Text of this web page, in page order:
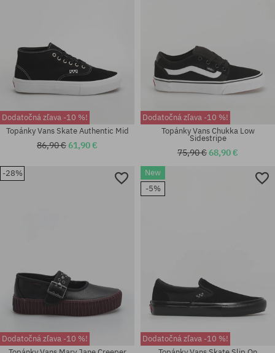
Dostupné veľkosti:
Dostupné veľkosti:
40.5; 41; 42; 42.5; 43; 44; 44.5;
45; 46; 47
Dodatočná zľava -10 %!
Topánky Vans Skate Authentic Mid
86,90 €61,90 €
Dodatočná zľava -10 %!
Topánky Vans Chukka Low
Sidestripe
75,90 €68,90 €
-28%
Dodatočná zľava -10 %!
New
-5%
Dodatočná zľava -10 %!